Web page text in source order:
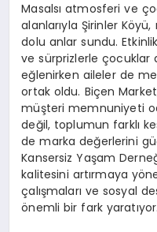
Masalsı atmosferi ve
alanlarıyla Şirinler
dolu anlar sundu.
ve sürprizlerle çocuklar
eğlenirken aileler de
ortak oldu. Biçen
müşteri memnuniyeti
değil, toplumun farklı
de marka değerlerini
Kansersiz Yaşam
kalitesini artırmaya
çalışmaları ve sosyal
önemli bir fark yaratıyor.